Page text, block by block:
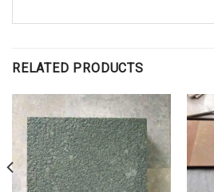
RELATED PRODUCTS